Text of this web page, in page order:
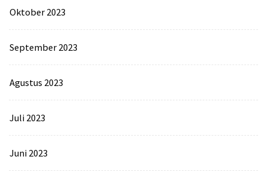
Oktober 2023
September 2023
Agustus 2023
Juli 2023
Juni 2023